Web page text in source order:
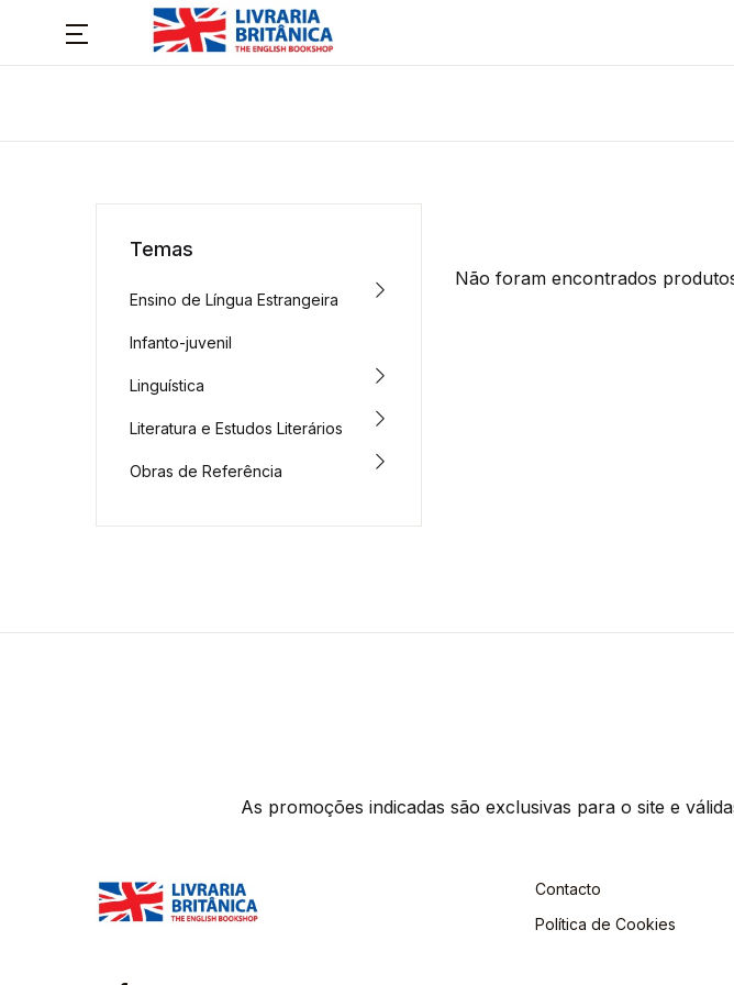
Não foram encontrados
Temas
Ensino de Língua Estrangeira
Infanto-juvenil
Linguística
Literatura e Estudos Literários
Obras de Referência
As promoções indicadas são exclusivas para o site e
Contacto
Política de Cookies